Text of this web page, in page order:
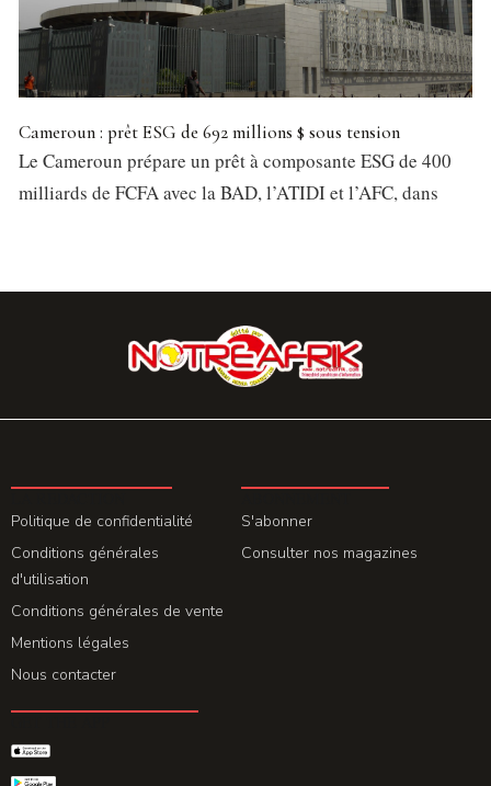
Cameroun : prêt ESG de 692 millions $ sous tension
Le Cameroun prépare un prêt à composante ESG de 400
milliards de FCFA avec la BAD, l’ATIDI et l’AFC, dans
Politique de confidentialité
Conditions générales
d'utilisation
Conditions générales de vente
Mentions légales
Nous contacter
S'abonner
Consulter nos magazines